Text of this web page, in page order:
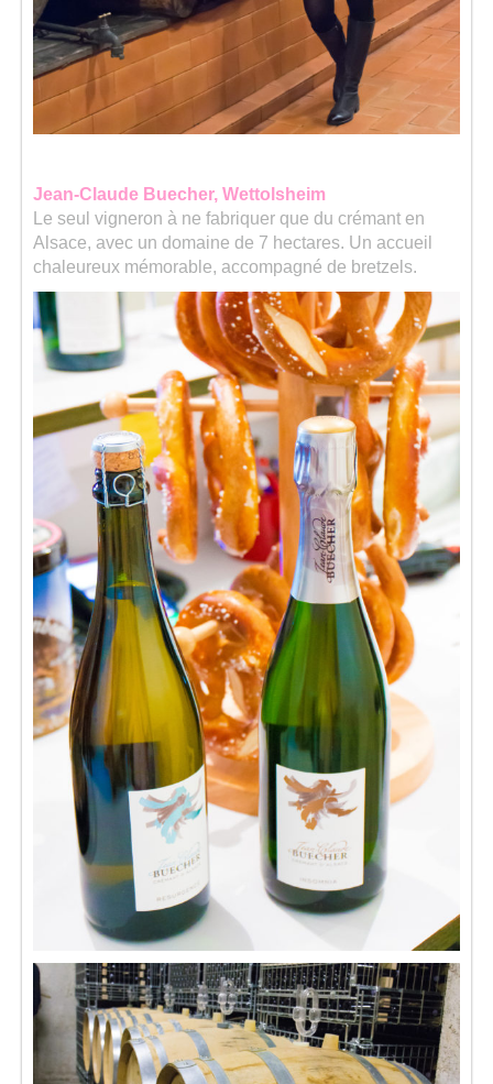
Jean-Claude Buecher, Wettolsheim
Le seul vigneron à ne fabriquer que du crémant en
Alsace, avec un domaine de 7 hectares. Un accueil
chaleureux mémorable, accompagné de bretzels.